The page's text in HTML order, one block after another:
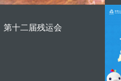
第十二届残运会